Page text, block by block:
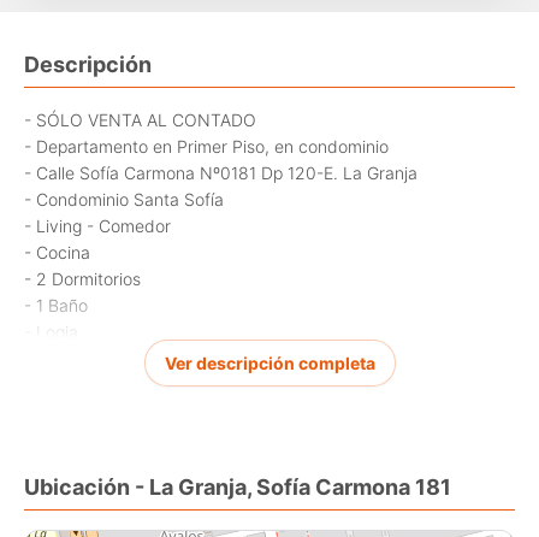
Descripción
- SÓLO VENTA AL CONTADO
- Departamento en Primer Piso, en condominio
- Calle Sofía Carmona Nº0181 Dp 120-E. La Granja
- Condominio Santa Sofía
- Living - Comedor
- Cocina
- 2 Dormitorios
- 1 Baño
- Logia
- Año de Construcción : 2013 Rol de Avalúo : 6008-176
- Conectividad con Avda. Santa Rosa
Ver descripción completa
Ubicación - La Granja, Sofía Carmona 181